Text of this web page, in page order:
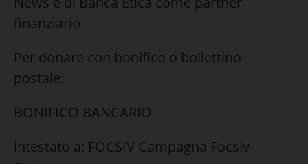
finanziario.
Per donare con bonifico o bollettino
postale:
BONIFICO BANCARIO
intestato a: FOCSIV Campagna Focsiv-